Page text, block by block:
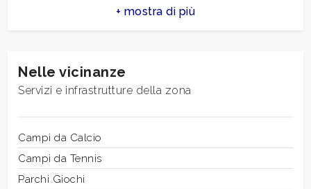
Camere
Bagni
Stato conservazione
Piano
Riscaldamento
Nelle vicinanze
Servizi e infrastrutture della zona
Campi da Calcio
Campi da Tennis
Parchi Giochi
Altre
multiscelta
Giardino